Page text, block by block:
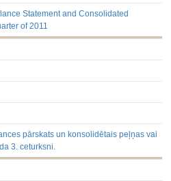
Statement and Consolidated
of 2011
pārskats un konsolidētais peļņas vai
3. ceturksni.